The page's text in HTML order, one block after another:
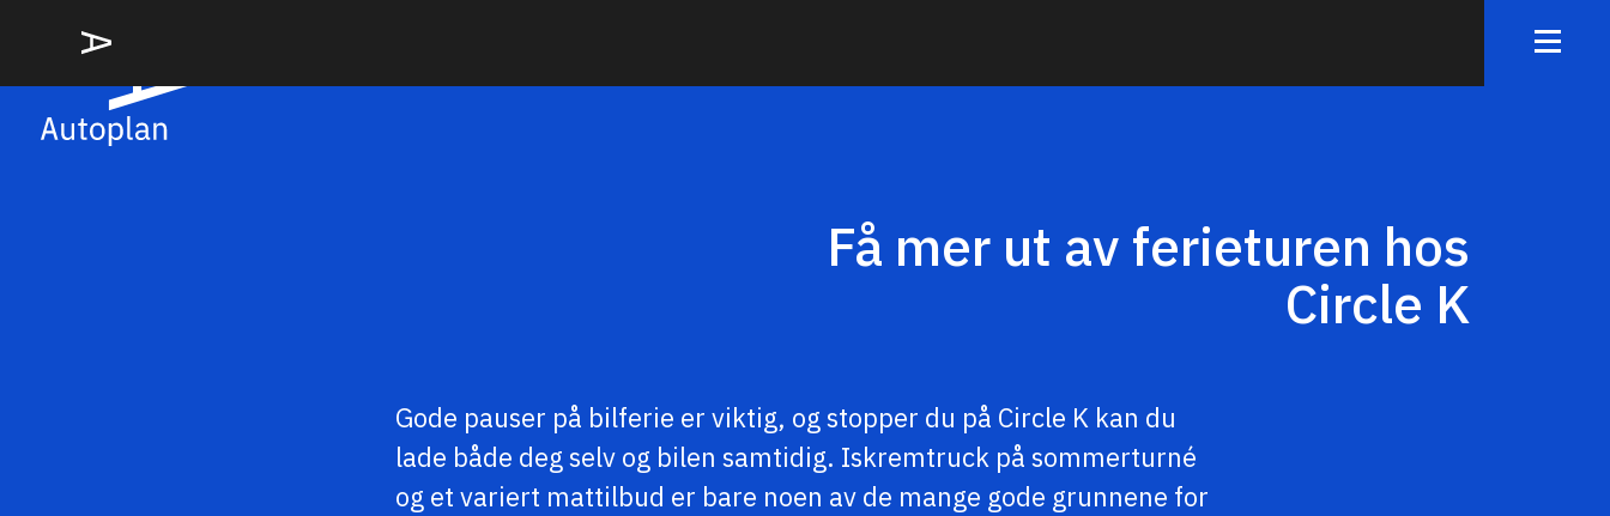
Få mer ut av ferieturen hos
Circle K
Gode pauser på bilferie er viktig, og stopper du på Circle K kan du
lade både deg selv og bilen samtidig. Iskremtruck på sommerturné
og et variert mattilbud er bare noen av de mange gode grunnene for